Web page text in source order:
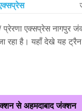
एक्सप्रेस नागपुर
जा रहा है। यहाँ देखे यह
से अहमदाबाद जंक्शन